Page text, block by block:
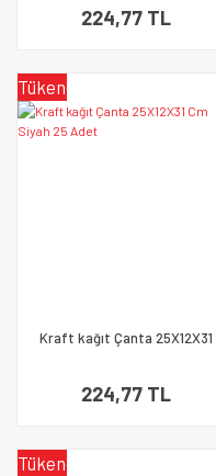
224,77 TL
Tükendi
Kraft kağıt Çanta 25X12X31
224,77 TL
Tükendi